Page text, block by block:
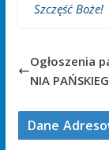
Szczęść Boże!
Ogłoszenia
NIA
Dane